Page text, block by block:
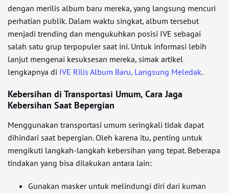
dengan merilis album baru mereka, yang langsung mencuri
perhatian publik. Dalam waktu singkat, album tersebut
menjadi trending dan mengukuhkan posisi IVE sebagai
salah satu grup terpopuler saat ini. Untuk informasi lebih
lanjut mengenai kesuksesan mereka, simak artikel
lengkapnya di IVE Rilis Album Baru, Langsung Meledak.
Kebersihan di Transportasi Umum, Cara Jaga
Kebersihan Saat Bepergian
Menggunakan transportasi umum seringkali tidak dapat
dihindari saat bepergian. Oleh karena itu, penting untuk
mengikuti langkah-langkah kebersihan yang tepat. Beberapa
tindakan yang bisa dilakukan antara lain:
Gunakan masker untuk melindungi diri dari kuman